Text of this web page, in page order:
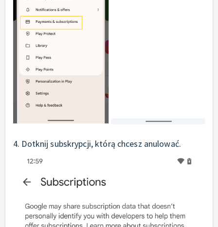
4. Dotknij subskrypcji, którą chcesz anulować.